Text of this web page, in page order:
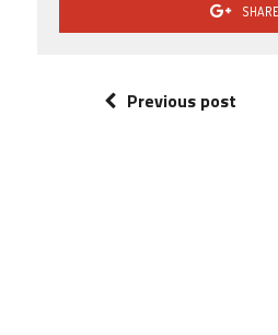
SHARE
Previous post